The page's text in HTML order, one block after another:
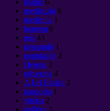
meditação 6
medicina 1
homem 6
nós 43
pensando 1
população 2
Нервы 2
объекты 4
A Lei Básica 2
panaceia 1
vitória 2
política 3